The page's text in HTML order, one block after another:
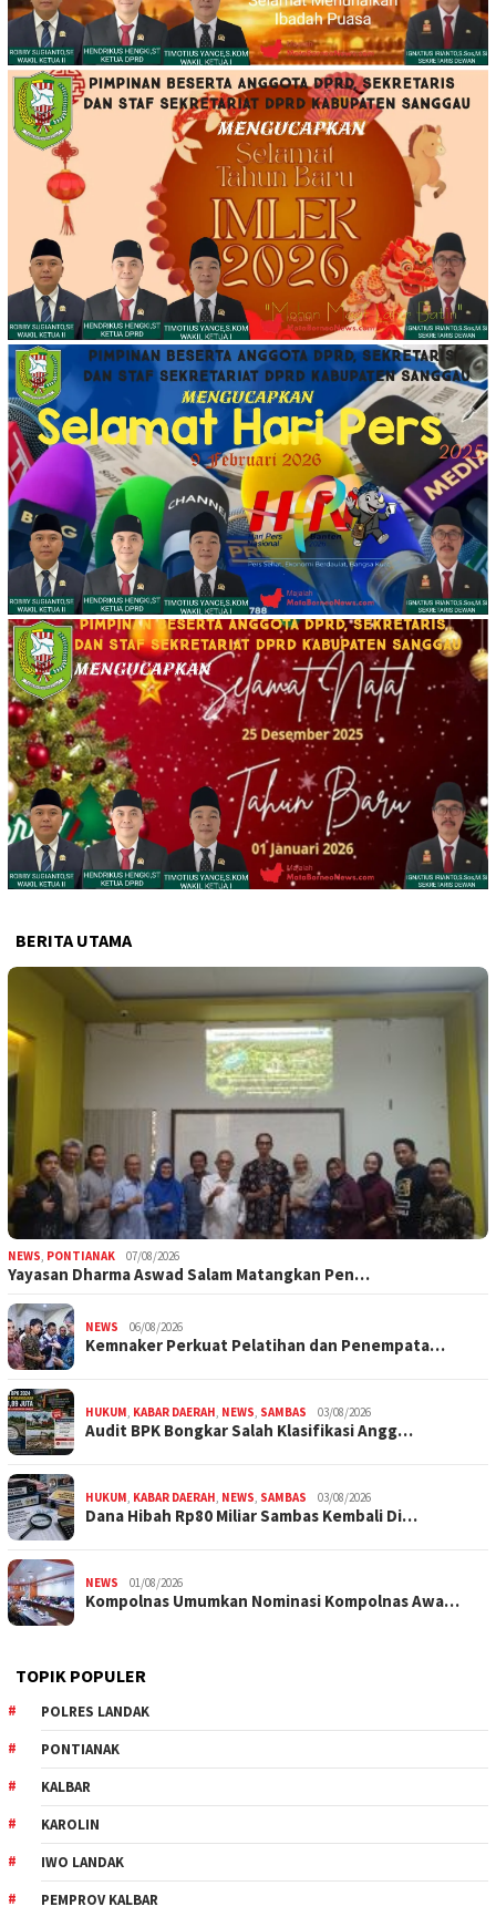
BERITA UTAMA
NEWS, PONTIANAK 07/08/2026
Yayasan Dharma Aswad Salam Matangkan Pen…
NEWS 06/08/2026
Kemnaker Perkuat Pelatihan dan Penempata…
HUKUM, KABAR DAERAH, NEWS, SAMBAS 03/08/2026
Audit BPK Bongkar Salah Klasifikasi Angg…
HUKUM, KABAR DAERAH, NEWS, SAMBAS 03/08/2026
Dana Hibah Rp80 Miliar Sambas Kembali Di…
NEWS 01/08/2026
Kompolnas Umumkan Nominasi Kompolnas Awa…
TOPIK POPULER
POLRES LANDAK
PONTIANAK
KALBAR
KAROLIN
IWO LANDAK
PEMPROV KALBAR